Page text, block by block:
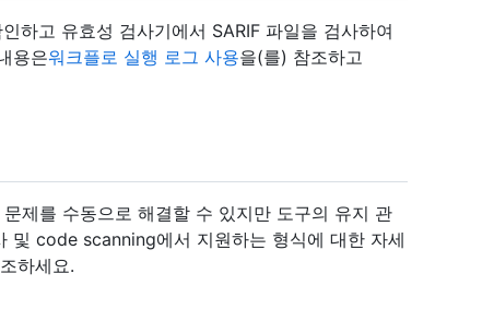
하고 유효성 검사기에서 SARIF 파일을 검사하여
용은워크플로 실행 로그 사용을(를) 참조하고
제를 수동으로 해결할 수 있지만 도구의 유지 관
및 code scanning에서 지원하는 형식에 대한 자세
하세요.